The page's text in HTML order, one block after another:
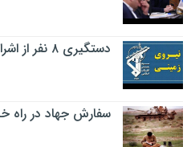
دستگیری ۸ نفر از اشرار مسلح
سفارش جهاد در راه